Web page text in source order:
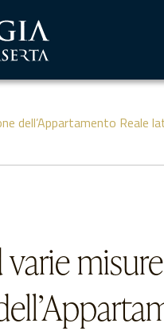
dell’Appartamento Reale